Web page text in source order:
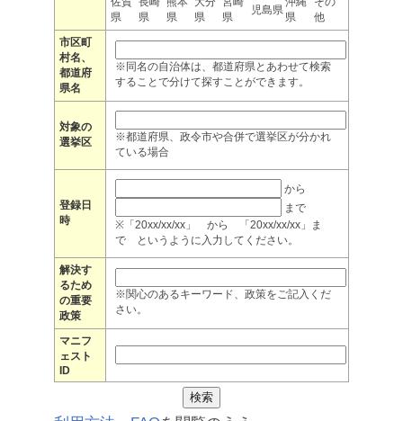
県
県
県
県
県
児島県
県
他
市区町
村名、
都道府
県名
※同名の自治体は、都道府県とあわせて検索
することで分けて探すことができます。
対象の
選挙区
※都道府県、政令市や合併で選挙区が分かれ
ている場合
登録日
時
から
まで
※「20xx/xx/xx」 から 「20xx/xx/xx」ま
で というように入力してください。
解決す
るため
の重要
政策
※関心のあるキーワード、政策をご記入くだ
さい。
マニフ
ェスト
ID